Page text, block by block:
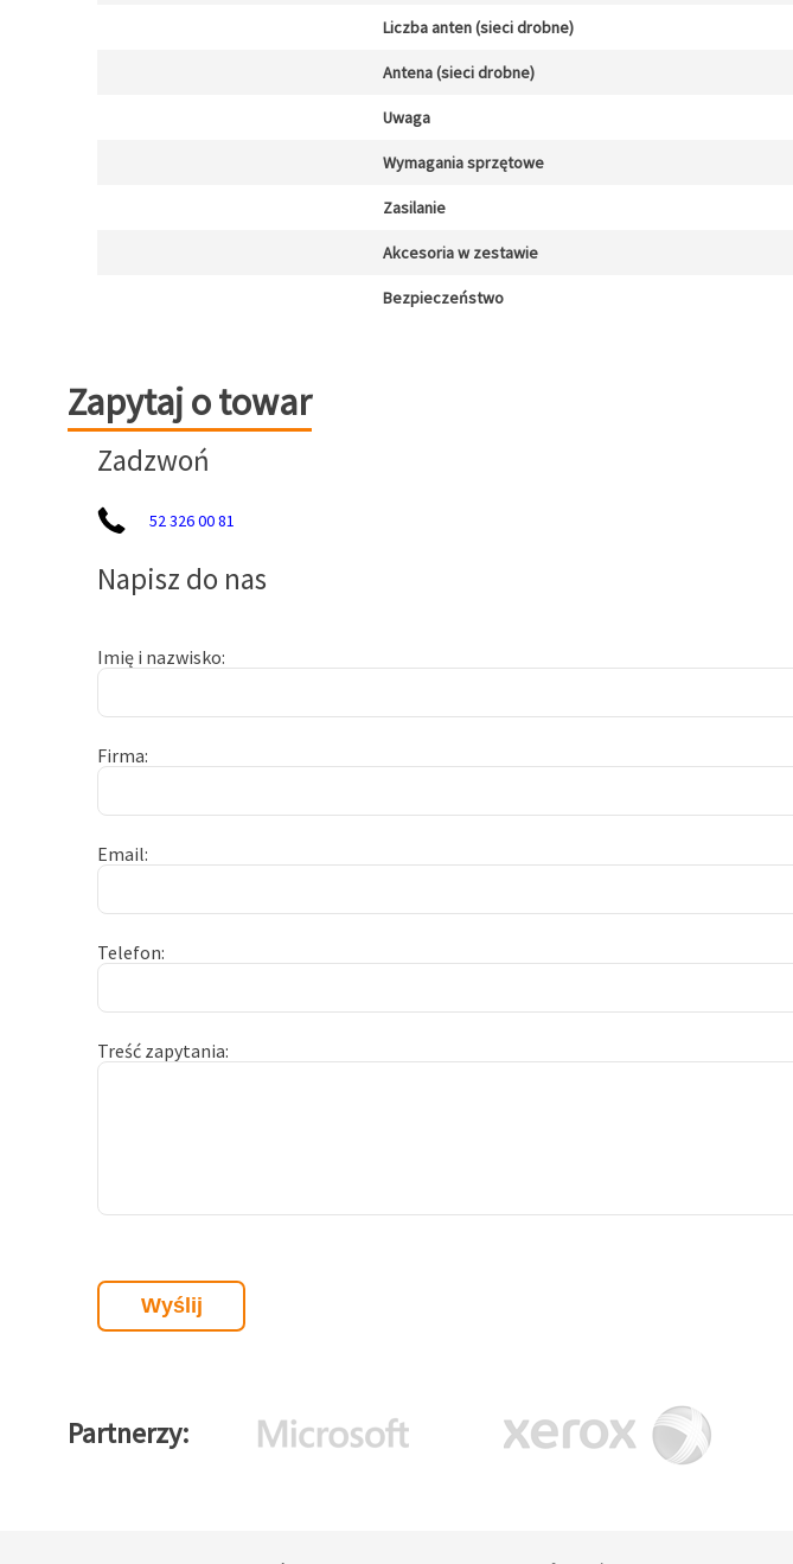
Liczba anten (sieci drobne)
Antena (sieci drobne)
Uwaga
Wymagania sprzętowe
Zasilanie
Akcesoria w zestawie
Bezpieczeństwo
Zapytaj o towar
Zapytaj o towar
Zadzwoń
52 326 00 81
Napisz do nas
Imię i nazwisko
Firma
Email
Telefon
Treść zapytania
Partnerzy